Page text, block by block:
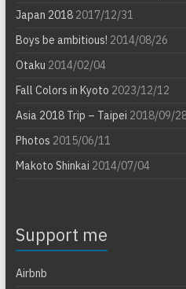
Japan 20182017/12/31
Boys be ambitious! 2014/08/26
Otaku 2014/02/04
Fall Colors in Kyoto 2023/12/12
Asia 2018 Trip – Taipei 2018/09/
Photos 2015/06/11
Makoto Shinkai 2014/07/04
Support me
Airbnb